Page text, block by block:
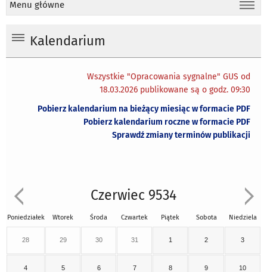
Menu główne
Kalendarium
Wszystkie "Opracowania sygnalne" GUS od
18.03.2026 publikowane są o godz. 09:30
Pobierz kalendarium na bieżący miesiąc w formacie PDF
Pobierz kalendarium roczne w formacie PDF
Sprawdź zmiany terminów publikacji
Czerwiec 9534
Poniedziałek Wtorek Środa Czwartek Piątek Sobota Niedziela
28 29 30 31 1 2 3
4 5 6 7 8 9 10